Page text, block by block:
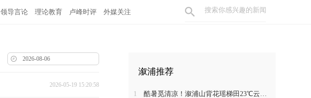
领导言论 理论教育 卢峰时评 外媒关注
2026-05-19 15:20:58
溆浦推荐
1 酷暑觅清凉！溆浦山背花瑶梯田23℃云海秘境引客来